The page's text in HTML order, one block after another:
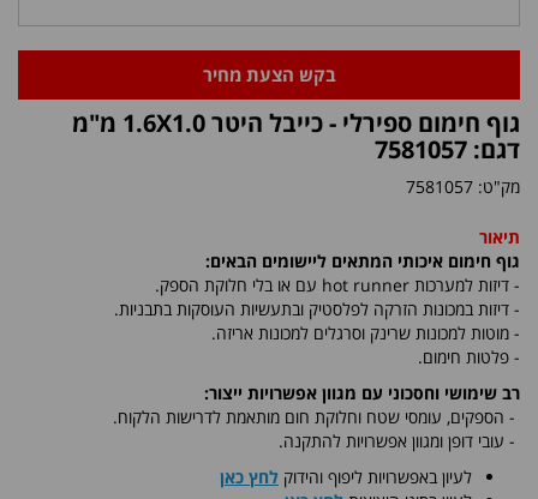
בקש הצעת מחיר
גוף חימום ספירלי - כייבל היטר 1.6X1.0 מ"מ
דגם: 7581057
מק"ט: 7581057
תיאור
גוף חימום איכותי המתאים ליישומים הבאים:
- דיזות למערכות hot runner עם או בלי חלוקת הספק.
- דיזות במכונות הזרקה לפלסטיק ובתעשיות העוסקות בתבניות.
- מוטות למכונות שרינק וסרגלים למכונות אריזה.
- פלטות חימום.
רב שימושי וחסכוני עם מגוון אפשרויות ייצור:
- הספקים, עומסי שטח וחלוקת חום מותאמת לדרישות הלקוח.
- עובי דופן ומגוון אפשרויות להתקנה.
לעיון באפשרויות ליפוף והידוק לחץ כאן